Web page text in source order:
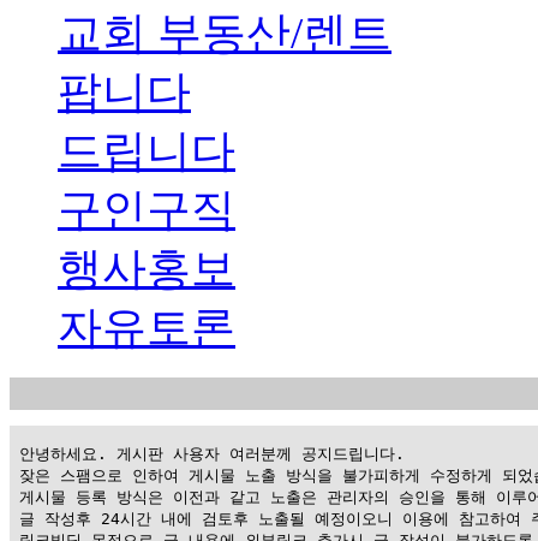
교회 부동산/렌트
팝니다
드립니다
구인구직
행사홍보
자유토론
안녕하세요. 게시판 사용자 여러분께 공지드립니다.
잦은 스팸으로 인하여 게시물 노출 방식을 불가피하게 수정하게 되었
게시물 등록 방식은 이전과 같고 노출은 관리자의 승인을 통해 이루
글 작성후 24시간 내에 검토후 노출될 예정이오니 이용에 참고하여